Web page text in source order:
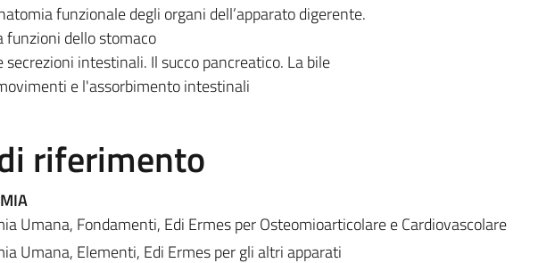
funzionale degli organi dell’apparato digerente.
funzioni dello stomaco
secrezioni intestinali. Il succo pancreatico. La bile
e l'assorbimento intestinali
riferimento
Umana, Fondamenti, Edi Ermes per Osteomioarticolare e Cardiovascolare
Umana, Elementi, Edi Ermes per gli altri apparati